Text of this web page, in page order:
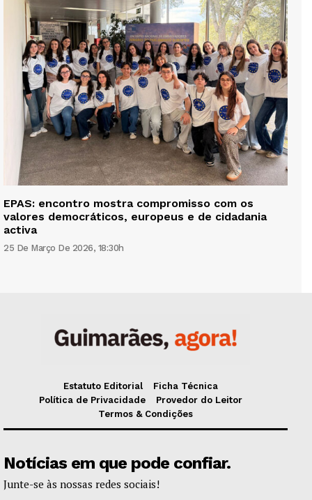
EPAS: encontro mostra compromisso com os
valores democráticos, europeus e de cidadania
activa
25 De Março De 2026, 18:30h
Estatuto Editorial
Ficha Técnica
Política de Privacidade
Provedor do Leitor
Termos & Condições
Notícias em que pode confiar.
Junte-se às nossas redes sociais!